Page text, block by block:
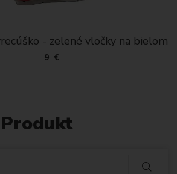
- zelené vločky na bielom
9 €